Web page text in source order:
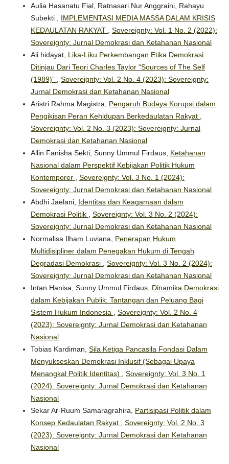
Aulia Hasanatu Fial, Ratnasari Nur Anggraini, Rahayu
Subekti , IMPLEMENTASI MEDIA MASSA DALAM KRISIS
KEDAULATAN RAKYAT , Sovereignty: Vol. 1 No. 2 (2022):
Sovereignty: Jurnal Demokrasi dan Ketahanan Nasional
Ali hidayat, Lika-Liku Perkembangan Etika Demokrasi
Ditinjau Dari Teori Charles Taylor “Sources of The Self
(1989)” , Sovereignty: Vol. 2 No. 4 (2023): Sovereignty:
Jurnal Demokrasi dan Ketahanan Nasional
Aristri Rahma Magistra, Pengaruh Budaya Korupsi dalam
Pengikisan Peran Kehidupan Berkedaulatan Rakyat ,
Sovereignty: Vol. 2 No. 3 (2023): Sovereignty: Jurnal
Demokrasi dan Ketahanan Nasional
Allin Fanisha Sekti, Sunny Ummul Firdaus, Ketahanan
Nasional dalam Perspektif Kebijakan Politik Hukum
Kontemporer , Sovereignty: Vol. 3 No. 1 (2024):
Sovereignty: Jurnal Demokrasi dan Ketahanan Nasional
Abdhi Jaelani, Identitas dan Keagamaan dalam
Demokrasi Politik , Sovereignty: Vol. 3 No. 2 (2024):
Sovereignty: Jurnal Demokrasi dan Ketahanan Nasional
Normalisa Ilham Luviana, Penerapan Hukum
Multidisipliner dalam Penegakan Hukum di Tengah
Degradasi Demokrasi , Sovereignty: Vol. 3 No. 2 (2024):
Sovereignty: Jurnal Demokrasi dan Ketahanan Nasional
Intan Hanisa, Sunny Ummul Firdaus, Dinamika Demokrasi
dalam Kebijakan Publik: Tantangan dan Peluang Bagi
Sistem Hukum Indonesia , Sovereignty: Vol. 2 No. 4
(2023): Sovereignty: Jurnal Demokrasi dan Ketahanan
Nasional
Tobias Kardiman, Sila Ketiga Pancasila Fondasi Dalam
Menyukseskan Demokrasi Inklusif (Sebagai Upaya
Menangkal Politik Identitas) , Sovereignty: Vol. 3 No. 1
(2024): Sovereignty: Jurnal Demokrasi dan Ketahanan
Nasional
Sekar Ar-Ruum Samaragrahira, Partisipasi Politik dalam
Konsep Kedaulatan Rakyat , Sovereignty: Vol. 2 No. 3
(2023): Sovereignty: Jurnal Demokrasi dan Ketahanan
Nasional